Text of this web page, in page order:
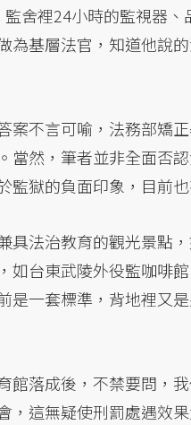
舍裡24小時的監視器
為基層法官，知道他說
案不言可喻，法務部矯
當然，筆者並非全面否
監獄的負面印象，目前
具法治教育的觀光景點
如台東武陵外役監咖啡
是一套標準，背地裡又
館落成後，不禁要問，
，這無疑使刑罰處遇效